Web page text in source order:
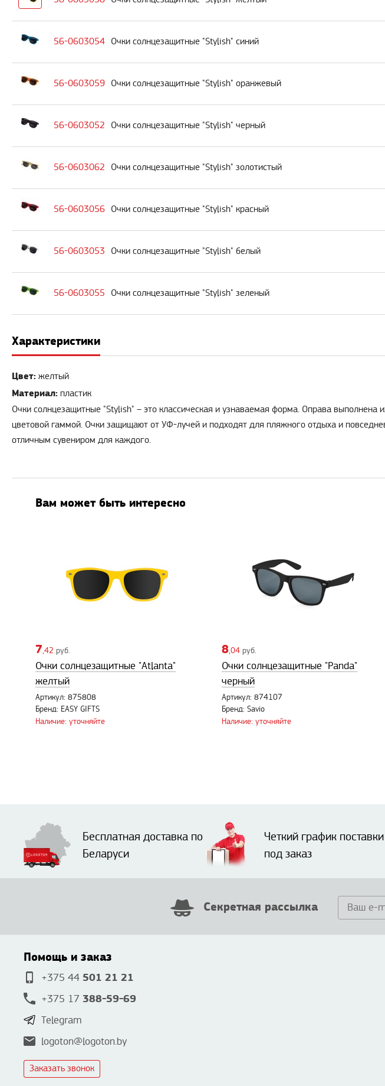
56-0603054 Очки солнцезащитные "Stylish" синий
56-0603059 Очки солнцезащитные "Stylish" оранжевый
56-0603052 Очки солнцезащитные "Stylish" черный
56-0603062 Очки солнцезащитные "Stylish" золотистый
56-0603056 Очки солнцезащитные "Stylish" красный
56-0603053 Очки солнцезащитные "Stylish" белый
56-0603055 Очки солнцезащитные "Stylish" зеленый
Характеристики
Цвет: желтый
Материал: пластик
Очки солнцезащитные "Stylish" – это классическая и узнаваемая форма. Оправа
цветовой гаммой. Очки защищают от УФ-лучей и подходят для пляжного отдыха и
отличным сувениром для каждого.
Вам может быть интересно
7,42 руб.
Очки солнцезащитные "Atlanta"
желтый
Артикул: 875808
Бренд: EASY GIFTS
Наличие: уточняйте
8,04 руб.
Очки солнцезащитные "Panda"
черный
Артикул: 874107
Бренд: Savio
Наличие: уточняйте
Бесплатная доставка по
Беларуси
Четкий график поставки
под заказ
Секретная рассылка
Помощь и заказ
+375 44 501 21 21
+375 17 388-59-69
Telegram
logoton@logoton.by
Заказать звонок